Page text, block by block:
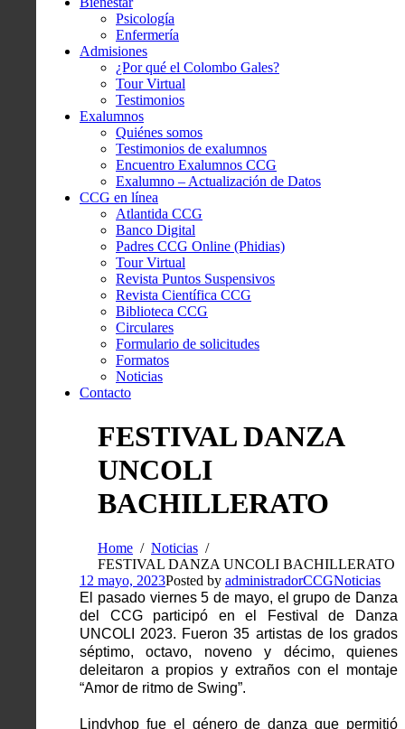
Psicología
Enfermería
Admisiones
¿Por qué el Colombo Gales?
Tour Virtual
Testimonios
Exalumnos
Quiénes somos
Testimonios de exalumnos
Encuentro Exalumnos CCG
Exalumno – Actualización de Datos
CCG en línea
Atlantida CCG
Banco Digital
Padres CCG Online (Phidias)
Tour Virtual
Revista Puntos Suspensivos
Revista Científica CCG
Biblioteca CCG
Circulares
Formulario de solicitudes
Formatos
Noticias
Contacto
FESTIVAL DANZA
UNCOLI
BACHILLERATO
Home
Noticias
FESTIVAL DANZA UNCOLI BACHILLERATO
12 mayo, 2023Posted by administradorCCGNoticias
El pasado viernes 5 de mayo, el grupo de Danza
del CCG participó en el Festival de Danza
UNCOLI 2023. Fueron 35 artistas de los grados
séptimo, octavo, noveno y décimo, quienes
deleitaron a propios y extraños con el montaje
“Amor de ritmo de Swing”.
Lindyhop fue el género de danza que permitió